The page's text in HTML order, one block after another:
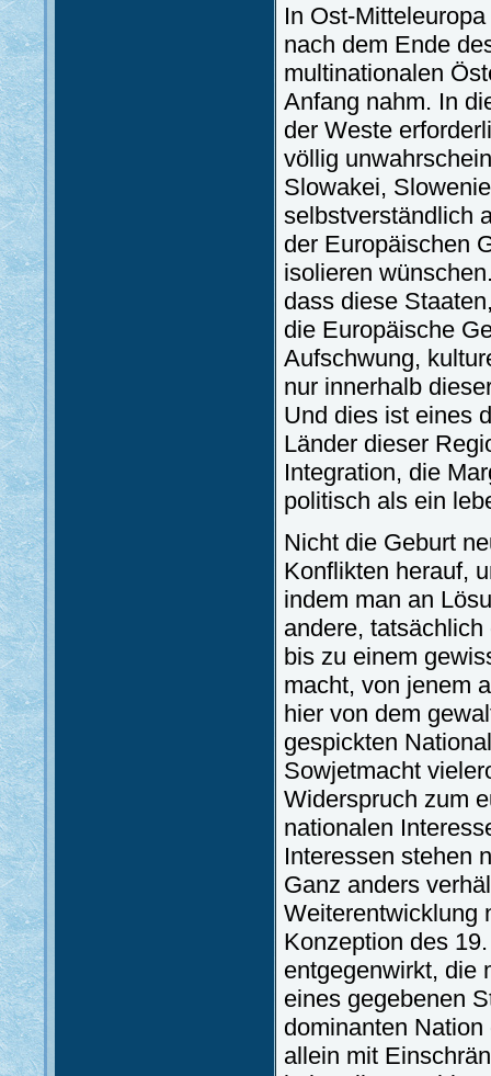
In Ost-
nach dem Ende
multinationalen
Anfang nahm. In
der Weste
völlig
Slowakei,
selbstverständlich
der Europäischen
isolieren
dass diese
die Europäische
Aufschwung,
nur innerhalb
Und dies ist eines
Länder dieser
Integration, die
politisch als ein
Nicht die Geburt
Konflikten herauf,
indem man an
andere,
bis zu einem
macht, von jenem
hier von dem
gespickten
Sowjetmacht
Widerspruch zum
nationalen
Interessen stehen
Ganz anders
Weiterentwicklung
Konzeption des
entgegenwirkt, die
eines gegebenen
dominanten
allein mit